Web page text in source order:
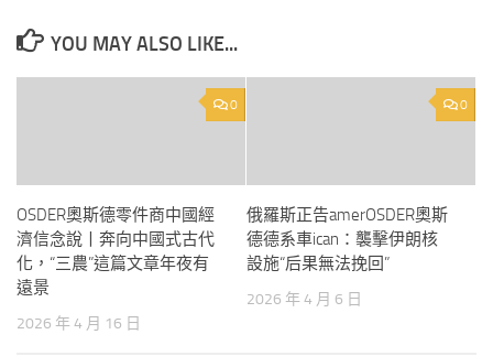
YOU MAY ALSO LIKE...
0
OSDER奧斯德零件商中國經
濟信念說丨奔向中國式古代
化，“三農”這篇文章年夜有
遠景
2026 年 4 月 16 日
0
俄羅斯正告amerOSDER奧斯
德德系車ican：襲擊伊朗核
設施“后果無法挽回”
2026 年 4 月 6 日